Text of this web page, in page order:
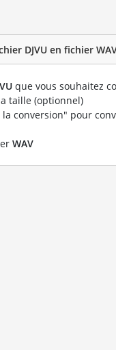
DJVU en fichier
que vous souhaitez
taille (optionnel)
conversion" pour
WAV